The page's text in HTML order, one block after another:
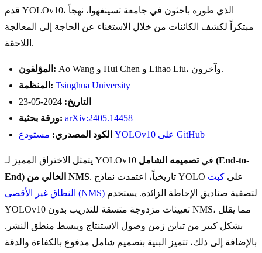
قدم YOLOv10، الذي طوره باحثون في جامعة تسينغهوا، نهجاً
مبتكراً لكشف الكائنات من خلال الاستغناء عن الحاجة إلى المعالجة
اللاحقة.
المؤلفون:
Ao Wang و Hui Chen و Lihao Liu، وآخرون.
المنظمة: Tsinghua University
التاريخ:
ورقة بحثية: arXiv:2405.14458
الكود المصدري:
مستودع YOLOv10 على GitHub
يتمثل الاختراق المميز لـ YOLOv10 فيتصميمه الشامل (End-to-
End) الخالي من NMS
. تاريخياً، اعتمدت نماذج YOLO على كبت
النطاق غير الأقصى (NMS)
YOLOv10 تعيينات مزدوجة متسقة للتدريب بدون NMS، مما يقلل
بشكل كبير من تباين زمن وصول الاستنتاج ويبسط منطق النشر.
بالإضافة إلى ذلك، تتميز البنية بتصميم شامل مدفوع بالكفاءة والدقة